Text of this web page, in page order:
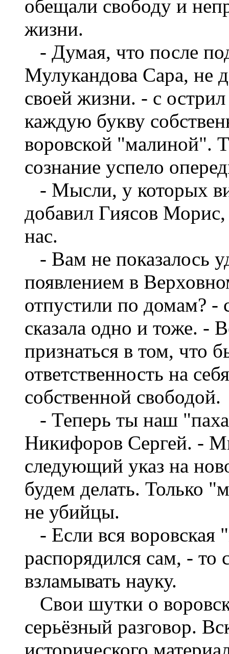
обещали свободу и
жизни.
- Думая, что после
Мулукандова Сара, не
своей жизни. - с
каждую букву
воровской "малиной".
сознание успело
- Мысли, у которых
добавил Гиясов
нас.
- Вам не показалось
появлением в
отпустили по домам? -
сказала одно и тоже. -
признаться в том, что
ответственность на
собственной свободой.
- Теперь ты наш
Никифоров Сергей. -
следующий указ на
будем делать. Только
не убийцы.
- Если вся воровская
распорядился сам, - то
взламывать науку.
Свои шутки о
серьёзный разговор.